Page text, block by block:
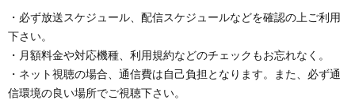
・必ず放送スケジュール、配信スケジュールなどを確認の上ご利用
下さい。
・月額料金や対応機種、利用規約などのチェックもお忘れなく。
・ネット視聴の場合、通信費は自己負担となります。また、必ず通
信環境の良い場所でご視聴下さい。